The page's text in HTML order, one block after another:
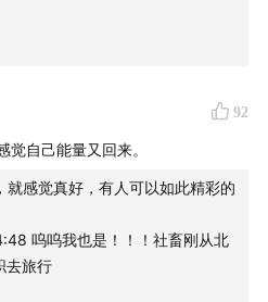
：抓紧去你想去的地方
拉美人和非洲人最有活力
美如果选择一个地方定居，你
真的和你我有关
好，游荡者知道：
92
自己能量又回来。
就感觉真好，有人可以如此精彩的
呜呜我也是！！！社畜刚从北
去旅行